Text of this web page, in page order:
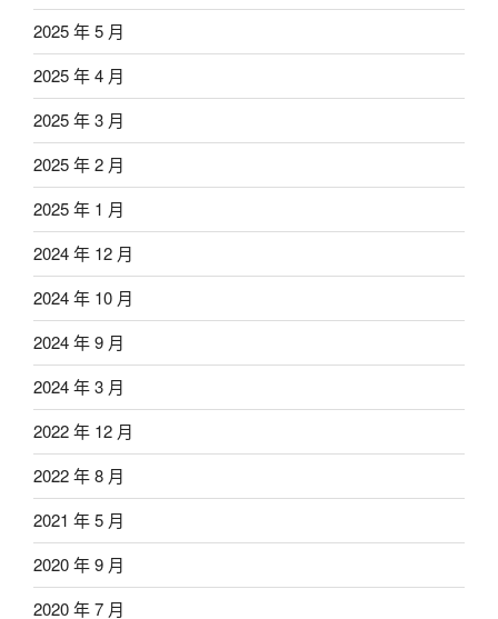
2025 年 5 月
2025 年 4 月
2025 年 3 月
2025 年 2 月
2025 年 1 月
2024 年 12 月
2024 年 10 月
2024 年 9 月
2024 年 3 月
2022 年 12 月
2022 年 8 月
2021 年 5 月
2020 年 9 月
2020 年 7 月